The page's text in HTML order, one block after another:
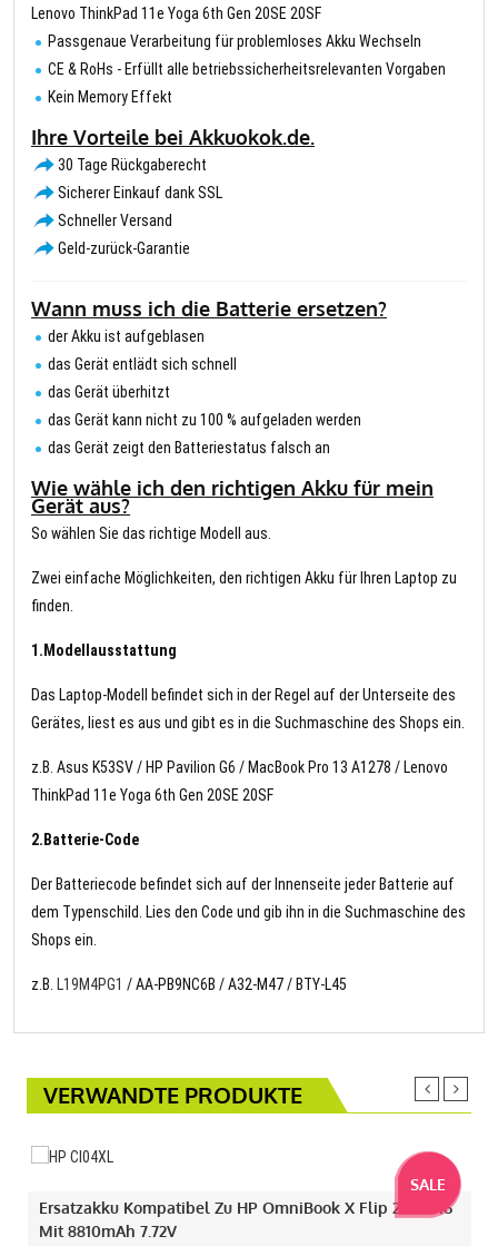
Lenovo ThinkPad 11e Yoga 6th Gen 20SE 20SF
Passgenaue Verarbeitung für problemloses Akku Wechseln
CE & RoHs - Erfüllt alle betriebssicherheitsrelevanten Vorgaben
Kein Memory Effekt
Ihre Vorteile bei Akkuokok.de.
30 Tage Rückgaberecht
Sicherer Einkauf dank SSL
Schneller Versand
Geld-zurück-Garantie
Wann muss ich die Batterie ersetzen?
der Akku ist aufgeblasen
das Gerät entlädt sich schnell
das Gerät überhitzt
das Gerät kann nicht zu 100 % aufgeladen werden
das Gerät zeigt den Batteriestatus falsch an
Wie wähle ich den richtigen Akku für mein
Gerät aus?
So wählen Sie das richtige Modell aus.
Zwei einfache Möglichkeiten, den richtigen Akku für Ihren Laptop zu
finden.
1.Modellausstattung
Das Laptop-Modell befindet sich in der Regel auf der Unterseite des
Gerätes, liest es aus und gibt es in die Suchmaschine des Shops ein.
z.B. Asus K53SV / HP Pavilion G6 / MacBook Pro 13 A1278 / Lenovo
ThinkPad 11e Yoga 6th Gen 20SE 20SF
2.Batterie-Code
Der Batteriecode befindet sich auf der Innenseite jeder Batterie auf
dem Typenschild. Lies den Code und gib ihn in die Suchmaschine des
Shops ein.
z.B. L19M4PG1 / AA-PB9NC6B / A32-M47 / BTY-L45
VERWANDTE PRODUKTE
SALE
Ersatzakku Kompatibel Zu HP OmniBook X Flip 2-IN-1 16
Mit 8810mAh 7.72V